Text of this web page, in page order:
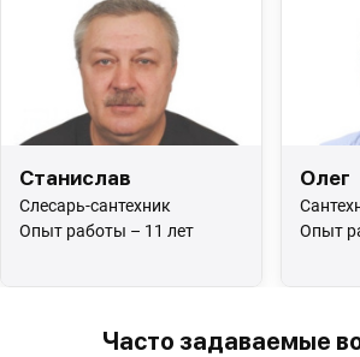
Станислав
Слесарь-сантехник
Опыт работы – 11 лет
Олег
Опыт
Часто задаваемые